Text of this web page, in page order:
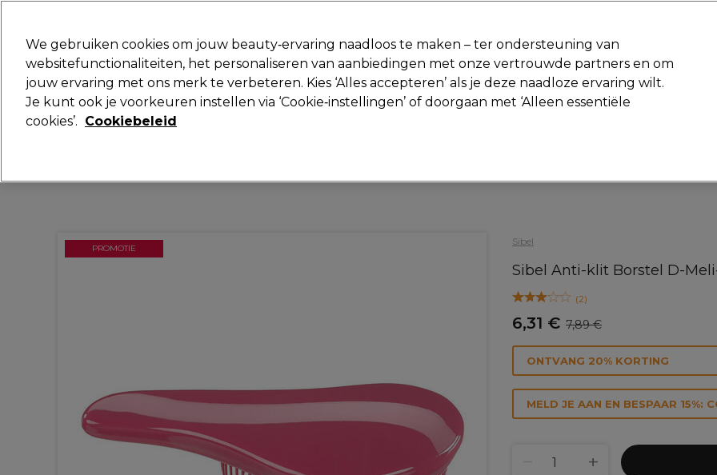
Merken
Deals Haar Elektra Beauty Salon interieur Mannen Vegan Nieuwe
Volgende dag geleverd*
Sibel
Sibel Anti-klit Borstel D-
(2)
6,31 € 7,89 €
PROMOTIE
ONTVANG 20% KORTING
MELD JE AAN EN BESPAAR 15%:
We gebruiken cookies om jouw beauty‑ervaring naadloos te maken – ter ondersteuning van
websitefunctionaliteiten, het personaliseren van aanbiedingen met onze vertrouwde partners en om
jouw ervaring met ons merk te verbeteren. Kies ‘Alles accepteren’ als je deze naadloze ervaring wilt.
Je kunt ook je voorkeuren instellen via ‘Cookie‑instellingen’ of doorgaan met ‘Alleen essentiële
cookies’. Cookiebeleid